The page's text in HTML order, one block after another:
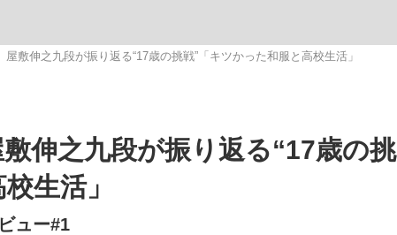
敷伸之九段が振り返る“17歳の挑戦”「キツかった和服と高校生活」
伸之九段が振り返る“17歳の挑
生活」
ュー#1